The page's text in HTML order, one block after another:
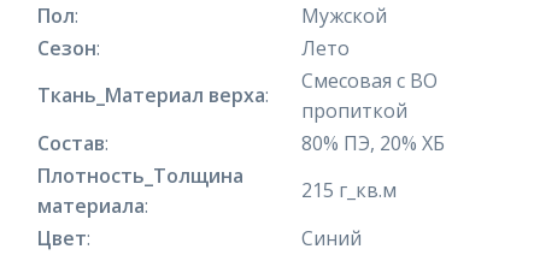
Пол:
Мужской
Сезон:
Лето
Ткань_Материал верха:
Смесовая с ВО
пропиткой
Состав:
80% ПЭ, 20% ХБ
Плотность_Толщина
материала:
215 г_кв.м
Цвет:
Синий